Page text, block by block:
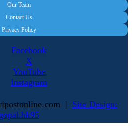
Our Team
Contact Us
Privacy Policy
Facebook
X
YouTube
Instagram
| Site Design: